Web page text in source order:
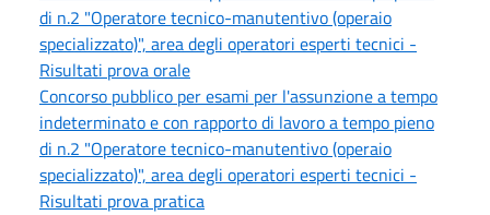
di n.2 "Operatore tecnico-manutentivo (operaio
specializzato)", area degli operatori esperti tecnici -
Risultati prova orale
Concorso pubblico per esami per l'assunzione a tempo
indeterminato e con rapporto di lavoro a tempo pieno
di n.2 "Operatore tecnico-manutentivo (operaio
specializzato)", area degli operatori esperti tecnici -
Risultati prova pratica